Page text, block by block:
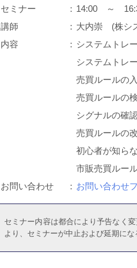
セミナー
： 14:00 ～
講師
： 大内崇 (株シ
内容
： システムトレ
システムトレ
売買ルールの
売買ルールの
シグナルの確
売買ルールの
初心者が知ら
市販売買ルー
お問い合わせ
： お問い合わせ
セミナー内容は都合により予告なく
より、セミナーが中止および延期にな